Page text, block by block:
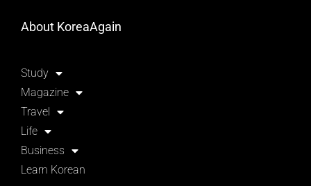
About KoreaAgain
Study
Magazine
Travel
Life
Business
Learn Korean